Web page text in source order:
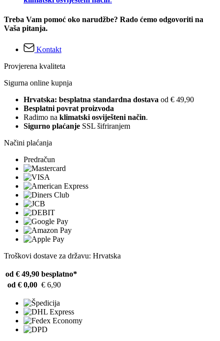
Treba Vam pomoć oko narudžbe? Rado ćemo odgovoriti na
Vaša pitanja.
Kontakt
Provjerena kvaliteta
Sigurna online kupnja
Hrvatska: besplatna standardna dostava od € 49,90
Besplatni povrat proizvoda
Radimo na klimatski osviješteni način.
Sigurno plaćanje SSL šifriranjem
Načini plaćanja
Predračun
Troškovi dostave za državu: Hrvatska
od € 49,90 besplatno*
od € 0,00 € 6,90